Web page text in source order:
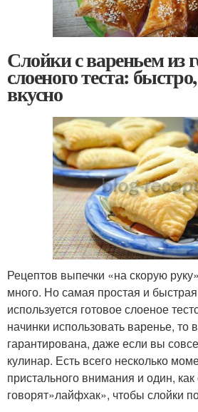
Слойки с вареньем из
слоеного теста:
вкусно
Рецептов выпечки «на скорую
много. Но самая простая и быстрая
используется готовое слоеное
начинки использовать варенье, то
гарантирована, даже если вы
кулинар. Есть всего несколько
пристального внимания и один, как
говорят»лайфхак», чтобы слойки